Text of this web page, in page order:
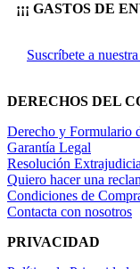
¡¡¡ GASTOS DE
Suscríbete a
DERECHOS DEL
Derecho y Formulario
Garantía Legal
Resolución
Quiero hacer una
Condiciones de
Contacta con nosotros
PRIVACIDAD